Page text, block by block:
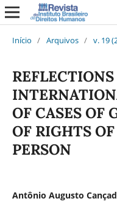
Início / Arquivos / v. 19
OF CASES OF
OF RIGHTS
PERSON
Antônio Augusto